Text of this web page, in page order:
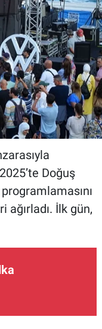
Doğuş
İlk gün,